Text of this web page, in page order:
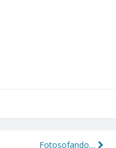
Fotosofando…